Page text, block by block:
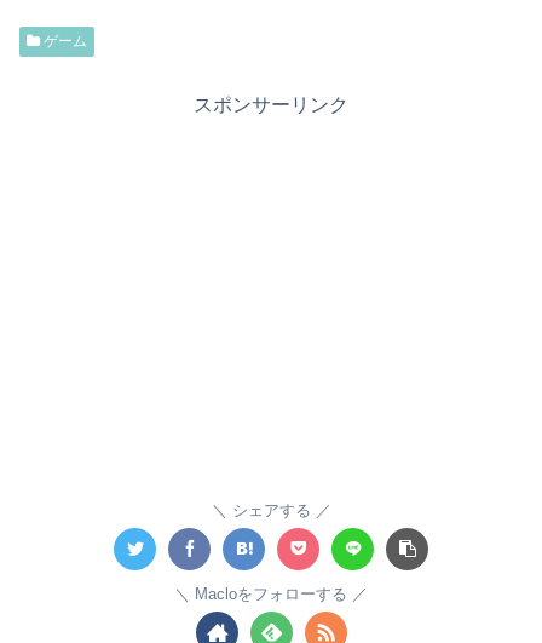
ゲーム
スポンサーリンク
シェアする
Macloをフォローする